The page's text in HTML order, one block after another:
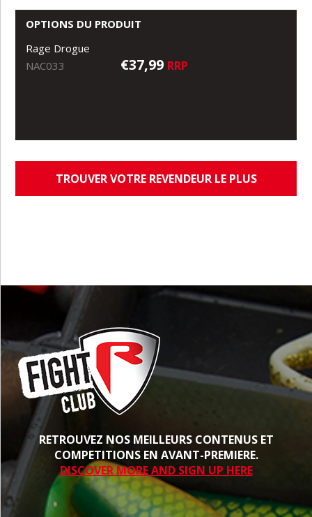
OPTIONS DU PRODUIT
Rage Drogue
NAC033
€37,99 RRP
TROUVER VOTRE REVENDEUR LE PLUS
RETROUVEZ NOS MEILLEURS CONTENUS ET
COMPETITIONS EN AVANT-PREMIERE.
DISCOVER MORE AND SIGN UP HERE